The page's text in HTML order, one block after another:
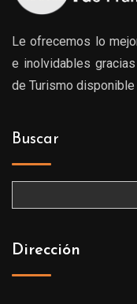
Le ofrecemos lo
e inolvidables
de Turismo
Buscar
Dirección